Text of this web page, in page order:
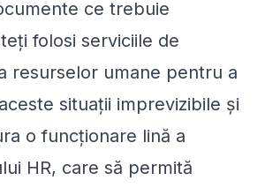
ce trebuie
folosi serviciile de
resurselor umane pentru a
situații imprevizibile și
o funcționare lină a
HR, care să permită